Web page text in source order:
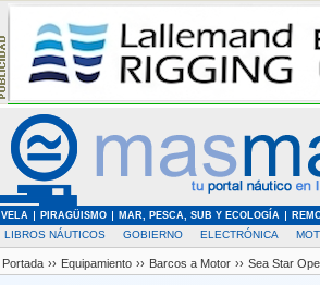
VELA PIRAGÜISMO MAR, PESCA, SUB Y ECOLOGÍA
LIBROS NÁUTICOS GOBIERNO ELECTRÓNICA
Portada ›› Equipamiento ›› Barcos a Motor ›› Sea Star